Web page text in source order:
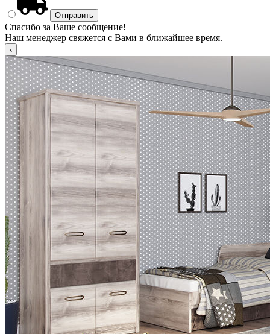
Спасибо за Ваше сообщение!
Наш менеджер свяжется с Вами в ближайшее время.